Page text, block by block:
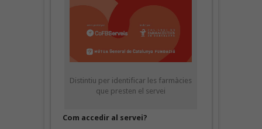
Distintiu per identificar les farmàcies
que presten el servei
Com accedir al servei?